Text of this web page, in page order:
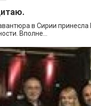
в Сирии принесла
Вполне...